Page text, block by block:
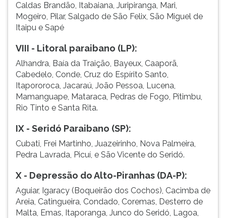
Caldas Brandão, Itabaiana, Juripiranga, Mari,
Mogeiro, Pilar, Salgado de São Felix, São Miguel de
Itaipu e Sapé
VIII - Litoral paraibano (LP):
Alhandra, Baía da Traição, Bayeux, Caaporã,
Cabedelo, Conde, Cruz do Espírito Santo,
Itapororoca, Jacaraú, João Pessoa, Lucena,
Mamanguape, Mataraca, Pedras de Fogo, Pitimbu,
Rio Tinto e Santa Rita.
IX - Seridó Paraibano (SP):
Cubati, Frei Martinho, Juazeirinho, Nova Palmeira,
Pedra Lavrada, Picuí, e São Vicente do Seridó.
X - Depressão do Alto-Piranhas (DA-P):
Aguiar, Igaracy (Boqueirão dos Cochos), Cacimba de
Areia, Catingueira, Condado, Coremas, Desterro de
Malta, Emas, Itaporanga, Junco do Seridó, Lagoa,